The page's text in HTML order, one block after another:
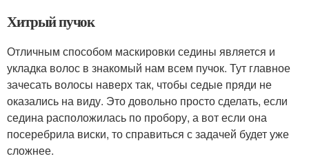
Хитрый пучок
Отличным способом маскировки седины является и
укладка волос в знакомый нам всем пучок. Тут главное
зачесать волосы наверх так, чтобы седые пряди не
оказались на виду. Это довольно просто сделать, если
седина расположилась по пробору, а вот если она
посеребрила виски, то справиться с задачей будет уже
сложнее.